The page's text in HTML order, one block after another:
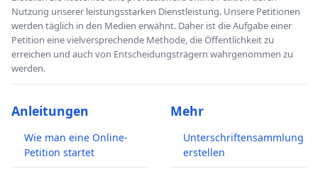
Nutzung unserer leistungsstarken Dienstleistung. Unsere Petitionen
werden täglich in den Medien erwähnt. Daher ist die Aufgabe einer
Petition eine vielversprechende Methode, die Öffentlichkeit zu
erreichen und auch von Entscheidungsträgern wahrgenommen zu
werden.
Anleitungen
Wie man eine Online-
Petition startet
Mehr
Unterschriftensammlung
erstellen